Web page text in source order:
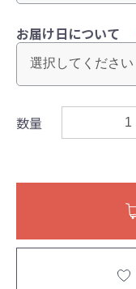
お届け日について
数量